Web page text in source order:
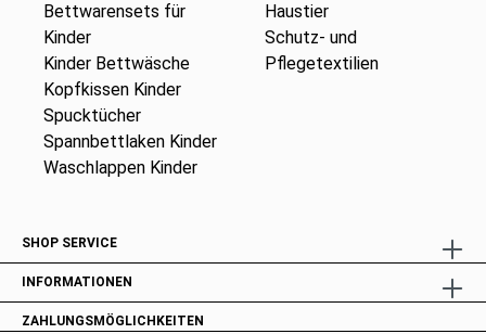
Bettwarensets für
Kinder
Kinder Bettwäsche
Kopfkissen Kinder
Spucktücher
Spannbettlaken Kinder
Waschlappen Kinder
Haustier
Schutz- und
Pflegetextilien
SHOP SERVICE
INFORMATIONEN
ZAHLUNGSMÖGLICHKEITEN